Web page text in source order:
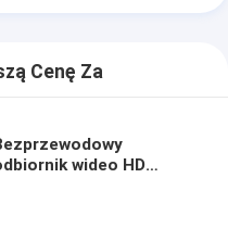
Cenę Za
wideo HD